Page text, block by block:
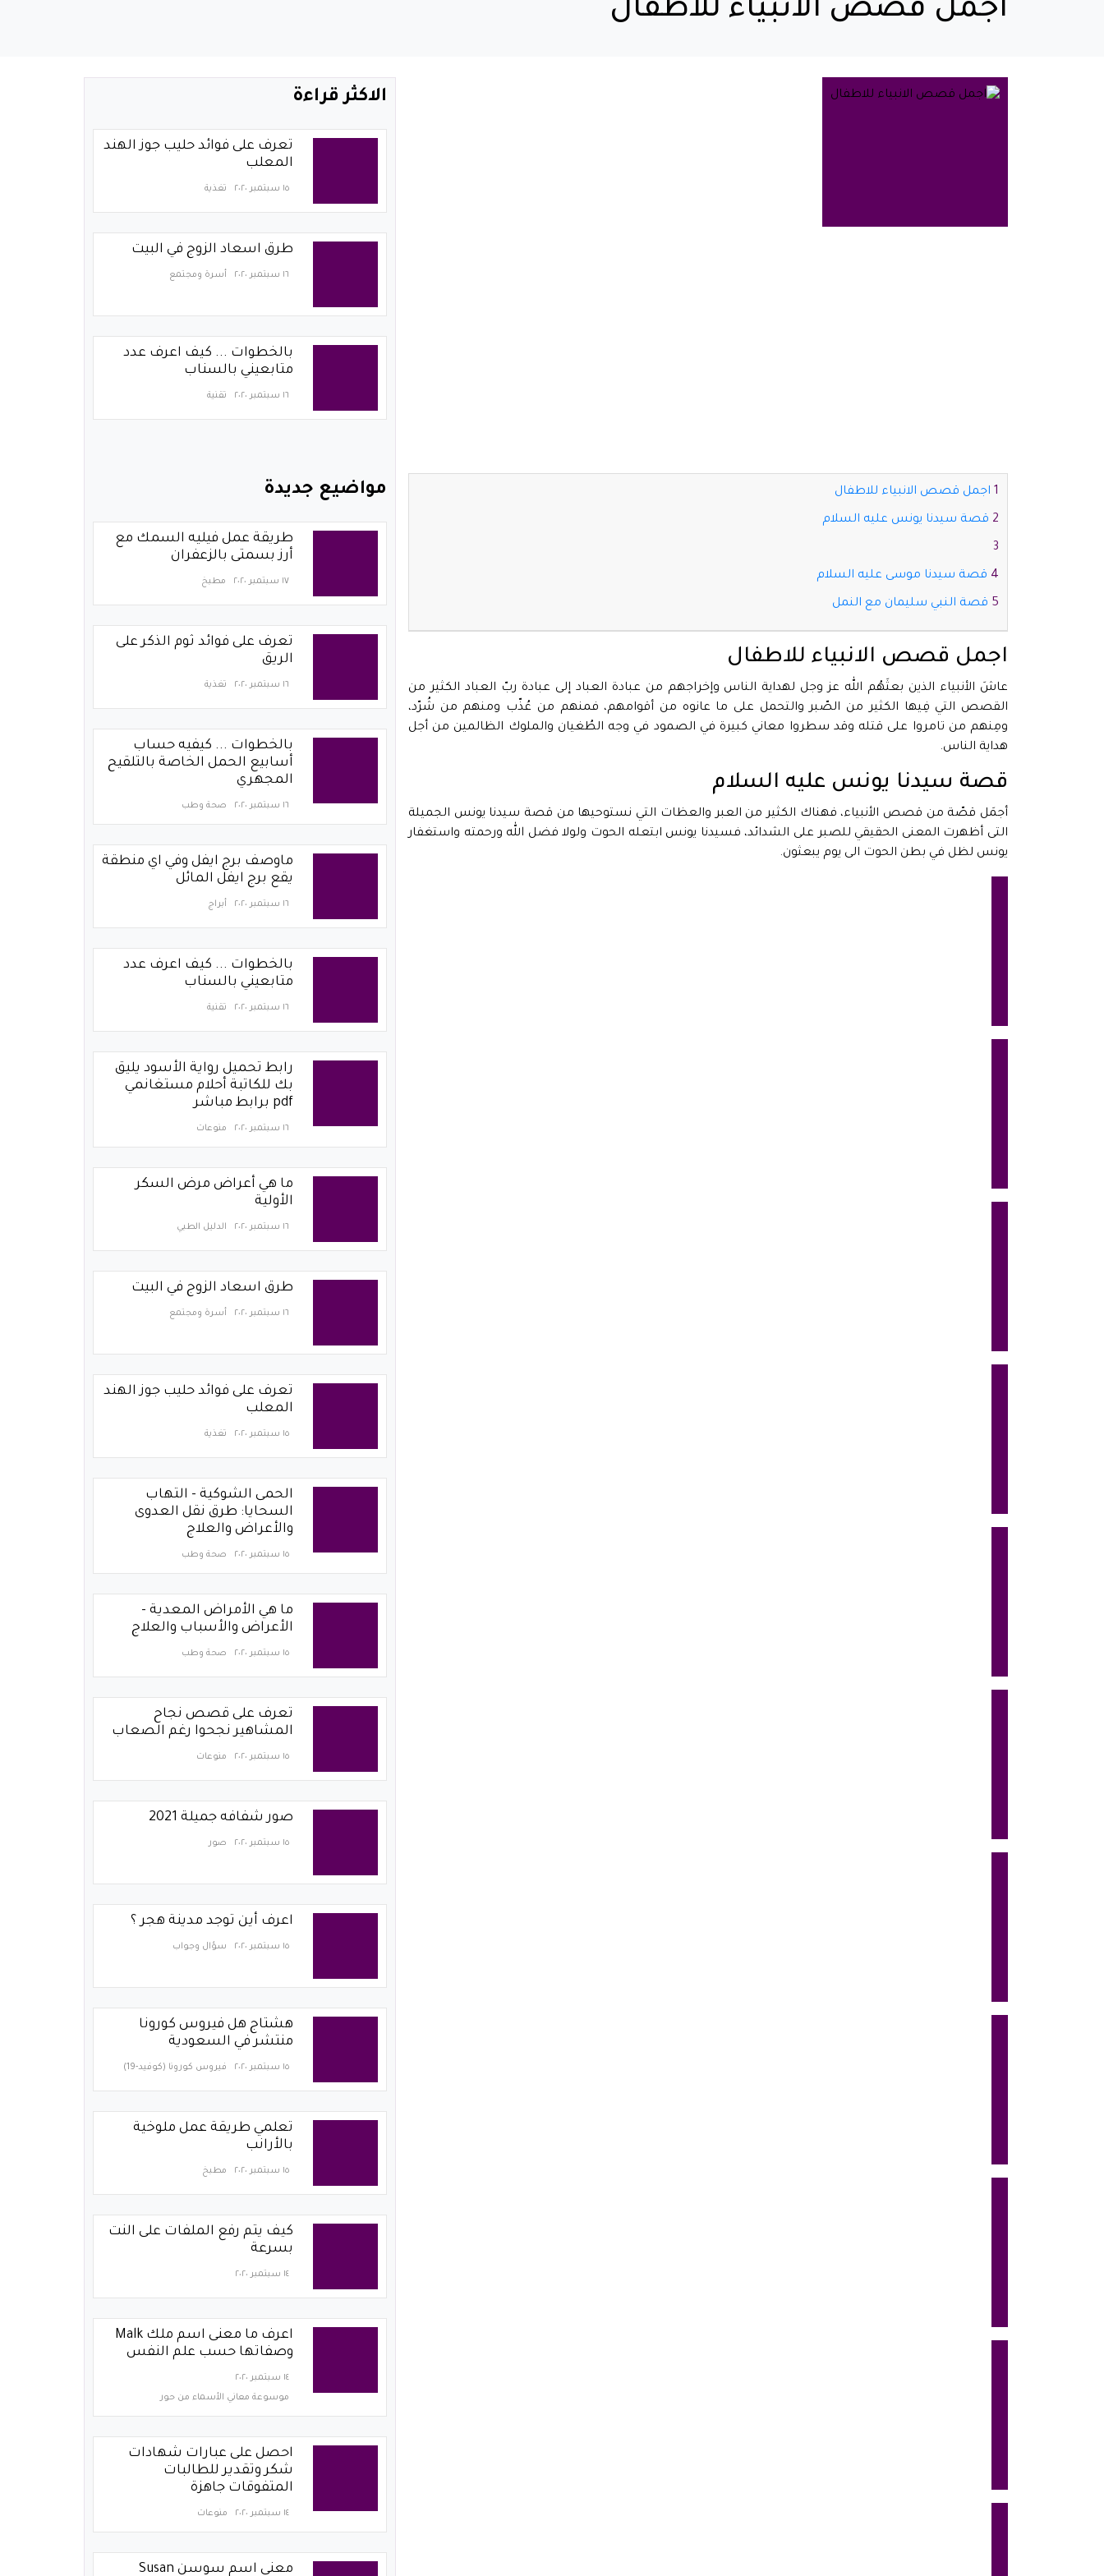
اجمل قصص الانبياء للاطفال
اجمل قصص الانبياء للاطفال
قصة سيدنا يونس عليه السلام
قصة سيدنا موسى عليه السلام
قصة النبي سليمان مع النمل
اجمل قصص الانبياء للاطفال
عاشَ الأنبياء الذين بعثَهُم الله عز وجل لهداية الناس وإخراجهم من عبادة العباد إلى عبادة ربّ العباد الكثير من
القصص التي فِيها الكثير من الصّبر والتحمل على ما عانوه من أقوامهم، فمنهم من عُذّب ومنهم من شُرّد،
ومِنهم من تامروا على قتله وقد سطروا معاني كبيرة في الصمود في وجه الطُغيان والملوك الظالمين من أجل
هداية الناس.
قصة سيدنا يونس عليه السلام
أجمَل قصّة من قصص الأنبياء، فهناك الكثير من العبر والعظات التي نستوحيها من قصة سيدنا يونس الجميلة
التى أظهرت المعنى الحقيقي للصبر على الشدائد، فسيدنا يونس ابتعله الحوت ولولا فضل الله ورحمته واستغفار
يونس لظل في بطن الحوت الى يوم يبعثون.
الاكثر قراءة
تعرف على فوائد حليب جوز الهند
المعلب
١٥ سبتمبر ٢٠٢٠ تغذية
طرق اسعاد الزوج في البيت
١٦ سبتمبر ٢٠٢٠ أسرة ومجتمع
بالخطوات ... كيف اعرف عدد
متابعيني بالسناب
١٦ سبتمبر ٢٠٢٠ تقنية
مواضيع جديدة
طريقة عمل فيليه السمك مع
أرز بسمتى بالزعفران
١٧ سبتمبر ٢٠٢٠ مطبخ
تعرف على فوائد ثوم الذكر على
الريق
١٦ سبتمبر ٢٠٢٠ تغذية
بالخطوات ... كيفيه حساب
أسابيع الحمل الخاصة بالتلقيح
المجهري
١٦ سبتمبر ٢٠٢٠ صحة وطب
ماوصف برج ايفل وفي اي منطقة
يقع برج ايفل المائل
١٦ سبتمبر ٢٠٢٠ أبراج
بالخطوات ... كيف اعرف عدد
متابعيني بالسناب
١٦ سبتمبر ٢٠٢٠ تقنية
رابط تحميل رواية الأسود يليق
بك للكاتبة أحلام مستغانمي
pdf برابط مباشر
١٦ سبتمبر ٢٠٢٠ منوعات
ما هي أعراض مرض السكر
الأولية
١٦ سبتمبر ٢٠٢٠ الدليل الطبي
طرق اسعاد الزوج في البيت
١٦ سبتمبر ٢٠٢٠ أسرة ومجتمع
تعرف على فوائد حليب جوز الهند
المعلب
١٥ سبتمبر ٢٠٢٠ تغذية
الحمى الشوكية - التهاب
السحايا: طرق نقل العدوى
والأعراض والعلاج
١٥ سبتمبر ٢٠٢٠ صحة وطب
ما هي الأمراض المعدية -
الأعراض والأسباب والعلاج
١٥ سبتمبر ٢٠٢٠ صحة وطب
تعرف على قصص نجاح
المشاهير نجحوا رغم الصعاب
١٥ سبتمبر ٢٠٢٠ منوعات
صور شفافه جميلة 2021
١٥ سبتمبر ٢٠٢٠ صور
اعرف أين توجد مدينة هجر ؟
١٥ سبتمبر ٢٠٢٠ سؤال وجواب
هشتاج هل فيروس كورونا
منتشر في السعودية
١٥ سبتمبر ٢٠٢٠ فيروس كورونا (كوفيد-19)‏
تعلمي طريقة عمل ملوخية
بالأرانب
١٥ سبتمبر ٢٠٢٠ مطبخ
كيف يتم رفع الملفات على النت
بسرعة
١٤ سبتمبر ٢٠٢٠
اعرف ما معنى اسم ملك Malk
وصفاتها حسب علم النفس
١٤ سبتمبر ٢٠٢٠
موسوعة معاني الأسماء من حور
احصل على عبارات شهادات
شكر وتقدير للطالبات
المتفوقات جاهزة
١٤ سبتمبر ٢٠٢٠ منوعات
معنى اسم سوسن Susan